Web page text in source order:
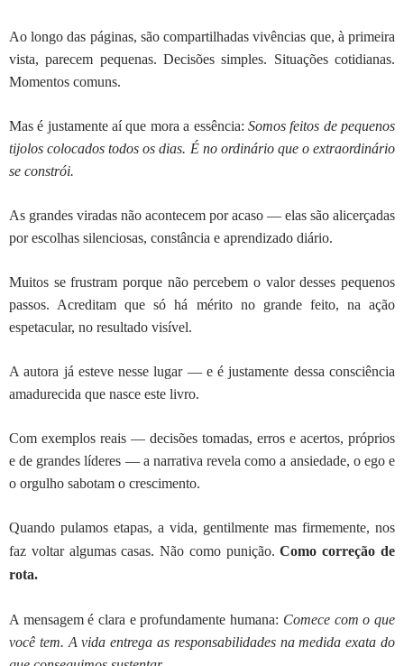
Ao longo das páginas, são compartilhadas vivências que, à primeira
vista, parecem pequenas. Decisões simples. Situações cotidianas.
Momentos comuns.
Mas é justamente aí que mora a essência: Somos feitos de pequenos
tijolos colocados todos os dias. É no ordinário que o extraordinário
se constrói.
As grandes viradas não acontecem por acaso — elas são alicerçadas
por escolhas silenciosas, constância e aprendizado diário.
Muitos se frustram porque não percebem o valor desses pequenos
passos. Acreditam que só há mérito no grande feito, na ação
espetacular, no resultado visível.
A autora já esteve nesse lugar — e é justamente dessa consciência
amadurecida que nasce este livro.
Com exemplos reais — decisões tomadas, erros e acertos, próprios
e de grandes líderes — a narrativa revela como a ansiedade, o ego e
o orgulho sabotam o crescimento.
Quando pulamos etapas, a vida, gentilmente mas firmemente, nos
faz voltar algumas casas. Não como punição.Como correção de
rota.
A mensagem é clara e profundamente humana: Comece com o que
você tem. A vida entrega as responsabilidades na medida exata do